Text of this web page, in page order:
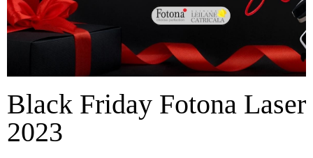
Black Friday Fotona Laser
2023